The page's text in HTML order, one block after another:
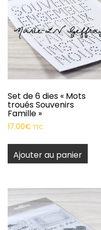
Set de 6 dies « Mots
troués Souvenirs
Famille »
17.00€ TTC
Ajouter au panier